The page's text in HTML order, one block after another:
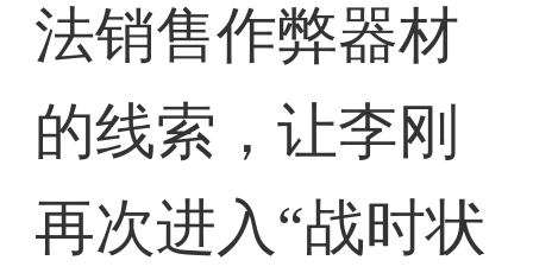
法销售作弊器材
的线索，让李刚
再次进入“战时状